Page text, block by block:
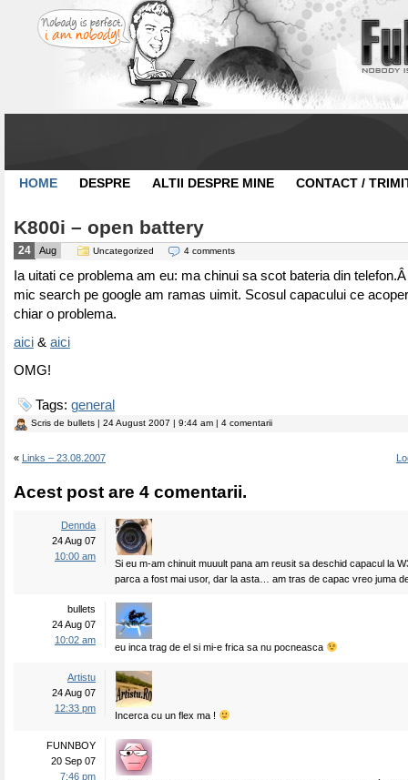
HOME DESPRE ALTII DESPRE MINE CONTACT /
K800i – open battery
24 Aug Uncategorized 4 comments
Ia uitati ce problema am eu: ma chinui sa scot bateria din
mic search pe google am ramas uimit. Scosul capacului ce
chiar o problema.
aici & aici
OMG!
Tags: general
Scris de bullets | 24 August 2007 | 9:44 am | 4 comentarii
« Links – 23.08.2007
Acest post are 4 comentarii.
Dennda
24 Aug 07
10:00 am
Si eu m-am chinuit muuult pana am reusit sa deschid capacul la
parca a fost mai usor, dar la asta… am tras de capac vreo juma
bullets
24 Aug 07
10:02 am
eu inca trag de el si mi-e frica sa nu pocneasca
Artistu
24 Aug 07
12:33 pm
Incerca cu un flex ma !
FUNNBOY
20 Sep 07
7:46 pm